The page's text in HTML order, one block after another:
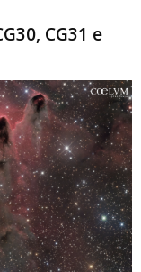
CG31 e